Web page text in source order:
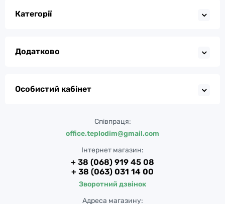
Категорії
Додатково
Особистий кабінет
Співпраця:
office.teplodim@gmail.com
Інтернет магазин:
+ 38 (068) 919 45 08
+ 38 (063) 031 14 00
Зворотний дзвінок
Адреса магазину: